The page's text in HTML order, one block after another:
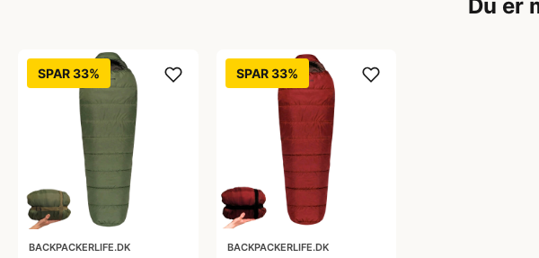
Du er
SPAR 33%
BACKPACKERLIFE.DK
SPAR 33%
BACKPACKERLIFE.DK